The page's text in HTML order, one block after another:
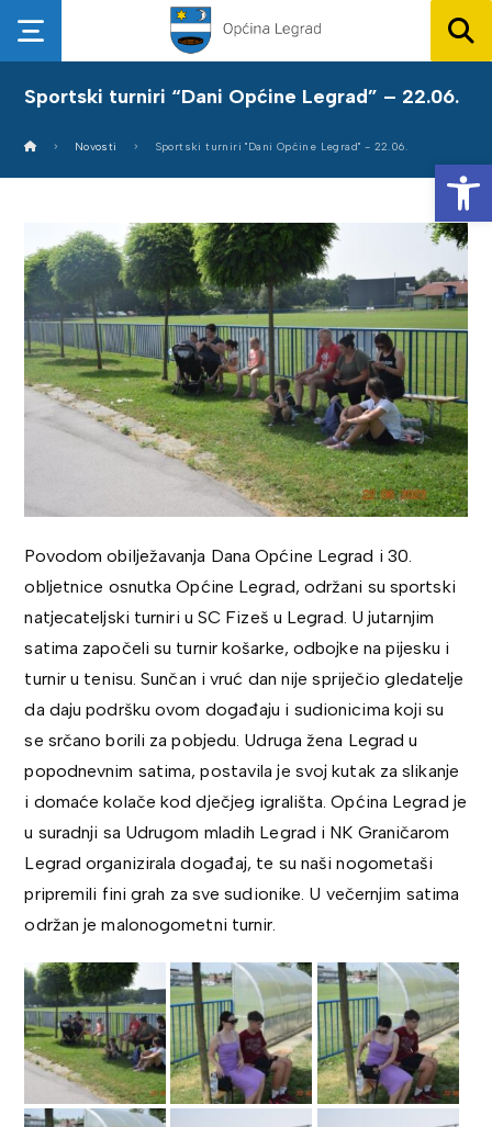
Sportski turniri “Dani Općine Legrad” – 22.06.
Novosti Sportski turniri "Dani Općine Legrad" - 22.06.
Povodom obilježavanja Dana Općine Legrad i 30.
obljetnice osnutka Općine Legrad, održani su sportski
natjecateljski turniri u SC Fizeš u Legrad. U jutarnjim
satima započeli su turnir košarke, odbojke na pijesku i
turnir u tenisu. Sunčan i vruć dan nije spriječio gledatelje
da daju podršku ovom događaju i sudionicima koji su
se srčano borili za pobjedu. Udruga žena Legrad u
popodnevnim satima, postavila je svoj kutak za slikanje
i domaće kolače kod dječjeg igrališta. Općina Legrad je
u suradnji sa Udrugom mladih Legrad i NK Graničarom
Legrad organizirala događaj, te su naši nogometaši
pripremili fini grah za sve sudionike. U večernjim satima
održan je malonogometni turnir.